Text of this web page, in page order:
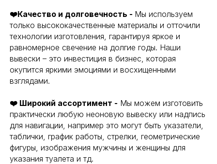
❤️Качество и долговечность - Мы используем
только высококачественные материалы и отточили
технологии изготовления, гарантируя яркое и
равномерное свечение на долгие годы. Наши
вывески – это инвестиция в бизнес, которая
окупится яркими эмоциями и восхищенными
взглядами.
❤️ Широкий ассортимент - Мы можем изготовить
практически любую неоновую вывеску или надпись
для навигации, например это могут быть указатели,
таблички, график работы, стрелки, геометрические
фигуры, изображения мужчины и женщины для
указания туалета и тд.